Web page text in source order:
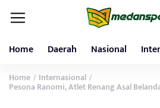
Home Daerah Nasional
Home / Internasional /
Pesona Ranomi, Atlet Renang Asal